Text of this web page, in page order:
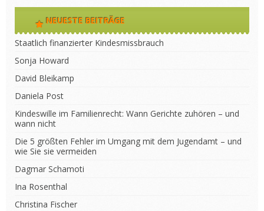
NEUESTE BEITRÄGE
Staatlich finanzierter Kindesmissbrauch
Sonja Howard
David Bleikamp
Daniela Post
Kindeswille im Familienrecht: Wann Gerichte zuhören – und
wann nicht
Die 5 größten Fehler im Umgang mit dem Jugendamt – und
wie Sie sie vermeiden
Dagmar Schamoti
Ina Rosenthal
Christina Fischer